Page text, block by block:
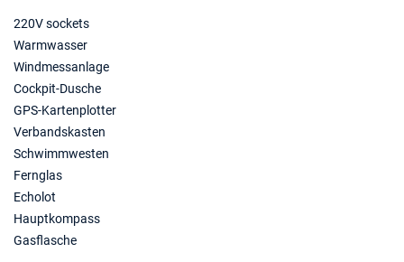
220V sockets
Warmwasser
Windmessanlage
Cockpit-Dusche
GPS-Kartenplotter
Verbandskasten
Schwimmwesten
Fernglas
Echolot
Hauptkompass
Gasflasche